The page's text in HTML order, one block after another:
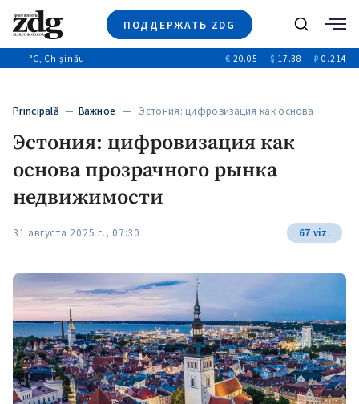
ПОДДЕРЖАТЬ ZDG
Новости
Расследования
Общество
+312
Поиск
°C, Chișinău € 20.05 $ 17.38 ₽ 0.214
Principală — Важное — Эстония: цифровизация как основа
Эстония: цифровизация как
основа прозрачного рынка
недвижимости
31 августа 2025 г., 07:30 67 viz.